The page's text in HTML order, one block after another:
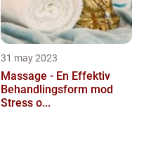
31 may 2023
Massage - En Effektiv
Behandlingsform mod
Stress o...